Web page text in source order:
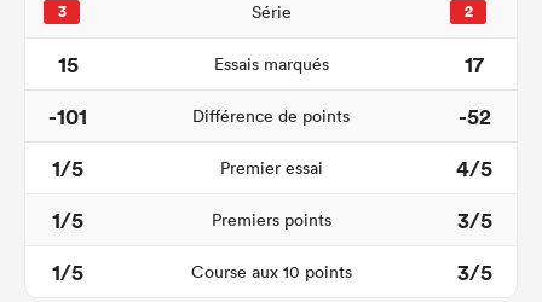
3 Série 2
15 Essais marqués
17
-101
Différence de points
-52
1/5
Premier essai
4/5
1/5
Premiers points
3/5
1/5
Course aux 10 points 3/5